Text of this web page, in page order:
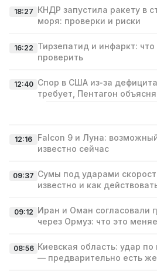
18:27 КНДР запустила ракету в
моря: проверки и риски
16:22 Тирзепатид и инфаркт:
проверить
12:40 Спор в США из‑за
требует, Пентагон
12:16
Falcon 9 и Луна:
известно сейчас
09:37 Сумы под ударами
известно и как
09:12 Иран и Оман согласовали
через Ормуз: что это
08:56 Киевская область: удар
— предварительно есть